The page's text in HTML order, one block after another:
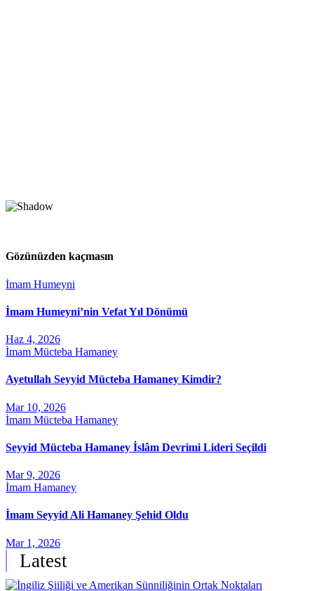
Gözünüzden kaçmasın
İmam Humeyni
İmam Humeyni’nin Vefat Yıl Dönümü
Haz 4, 2026
İmam Mücteba Hamaney
Ayetullah Seyyid Mücteba Hamaney Kimdir?
Mar 10, 2026
İmam Mücteba Hamaney
Seyyid Mücteba Hamaney İslâm Devrimi Lideri Seçildi
Mar 9, 2026
İmam Hamaney
İmam Seyyid Ali Hamaney Şehid Oldu
Mar 1, 2026
Latest